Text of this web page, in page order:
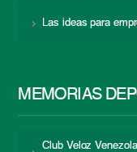
Las ideas para
MEMORIAS
Club Veloz